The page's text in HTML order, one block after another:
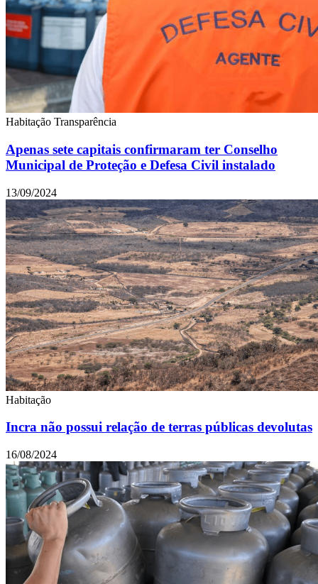
Habitação Transparência
Apenas sete capitais confirmaram ter Conselho
Municipal de Proteção e Defesa Civil instalado
13/09/2024
Habitação
Incra não possui relação de terras públicas devolutas
16/08/2024